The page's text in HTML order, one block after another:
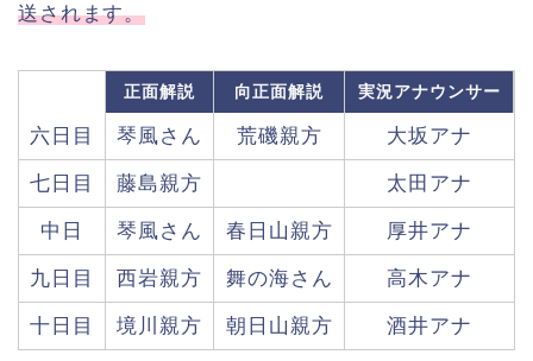
送されます。
正面解説 向正面解説 実況アナウンサー
六日目 琴風さん 荒磯親方 大坂アナ
七日目 藤島親方 太田アナ
中日 琴風さん 春日山親方 厚井アナ
九日目 西岩親方 舞の海さん 高木アナ
十日目 境川親方 朝日山親方 酒井アナ